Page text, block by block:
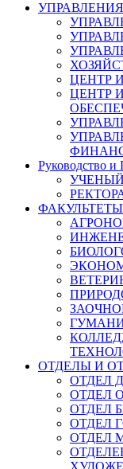
ЦЕНТР
ЦЕНТР
Руководство
ОТДЕЛЫ И
ОТДЕЛ
ОТДЕЛ
ОТДЕЛ
ОТДЕЛ
ОТДЕЛ